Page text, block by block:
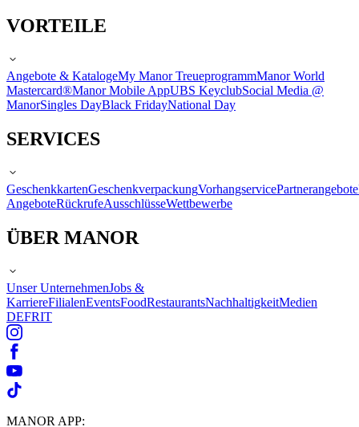
VORTEILE
Angebote & KatalogeMy Manor TreueprogrammManor World
Mastercard®Manor Mobile AppUBS KeyclubSocial Media @
ManorSingles DayBlack FridayNational Day
SERVICES
GeschenkkartenGeschenkverpackungVorhangservicePartnerangebote
AngeboteRückrufeAusschlüsseWettbewerbe
ÜBER MANOR
Unser UnternehmenJobs &
KarriereFilialenEventsFoodRestaurantsNachhaltigkeitMedien
DEFRIT
MANOR APP: